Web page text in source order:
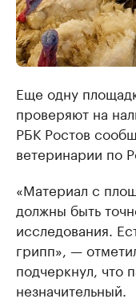
Еще одну
проверяют на
РБК Ростов
ветеринарии по
«Материал с
должны быть
исследования.
грипп», —
подчеркнул, что
незначительный.